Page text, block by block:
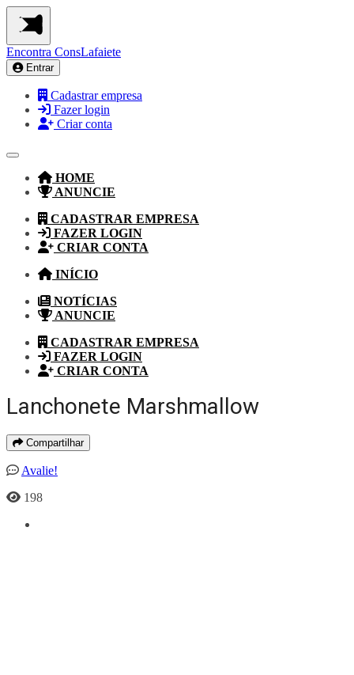
Encontra ConsLafaiete
Entrar
Cadastrar empresa
Fazer login
Criar conta
HOME
ANUNCIE
CADASTRAR EMPRESA
FAZER LOGIN
CRIAR CONTA
INÍCIO
NOTÍCIAS
ANUNCIE
CADASTRAR EMPRESA
FAZER LOGIN
CRIAR CONTA
Lanchonete Marshmallow
Compartilhar
Avalie!
198